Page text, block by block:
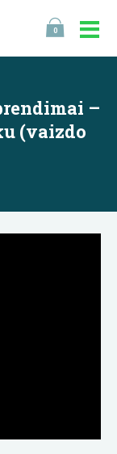
0
–
(vaizdo